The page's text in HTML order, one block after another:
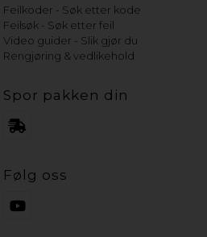
Feilkoder - Søk etter kode
Feilsøk - Søk etter feil
Video guider - Slik gjør du
Rengjøring & vedlikehold
Spor pakken din
Følg oss